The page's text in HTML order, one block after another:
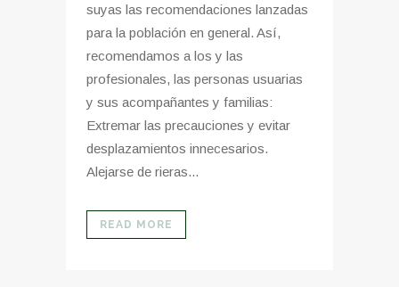
suyas las recomendaciones lanzadas
para la población en general. Así,
recomendamos a los y las
profesionales, las personas usuarias
y sus acompañantes y familias:
Extremar las precauciones y evitar
desplazamientos innecesarios.
Alejarse de rieras...
READ MORE